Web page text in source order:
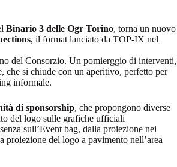
Binario 3 delle Ogr Torino, torna un nuovo
, il format lanciato da TOP-IX nel
del Consorzio. Un pomierggio di interventi,
che si chiude con un aperitivo, perfetto per
informale.
di sponsorship, che propongono diverse
del logo sulle grafiche ufficiali
sull’Event bag, dalla proiezione nei
del logo a pavimento nell’area